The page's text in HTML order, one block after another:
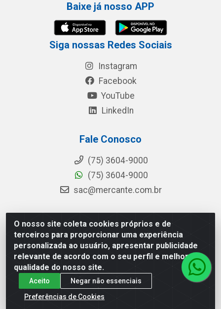
O nosso site coleta cookies próprios e de
terceiros para proporcionar uma experiência
personalizada ao usuário, apresentar publicidade
relevante de acordo com o seu perfil e melhorar a
qualidade do nosso site.
Aceito
Negar não essenciais
Preferências de Cookies
Baixe já nosso APP
Siga nossas Redes Sociais
Instagram
Facebook
YouTube
LinkedIn
Fale Conosco
(75) 3604-9000
(75) 3604-9000
sac@mercante.com.br
Mercante Distribuidora - Rua Mercante, 699 - Aviário,
Feira de Santana/BA - CEP 44.096-218 - CNPJ
96.755.848/0001-08